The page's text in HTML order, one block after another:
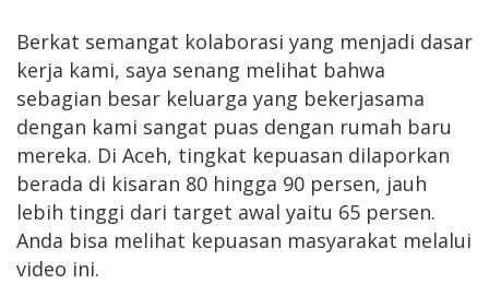
Berkat semangat kolaborasi yang menjadi dasar
kerja kami, saya senang melihat bahwa
sebagian besar keluarga yang bekerjasama
dengan kami sangat puas dengan rumah baru
mereka. Di Aceh, tingkat kepuasan dilaporkan
berada di kisaran 80 hingga 90 persen, jauh
lebih tinggi dari target awal yaitu 65 persen.
Anda bisa melihat kepuasan masyarakat melalui
video ini.